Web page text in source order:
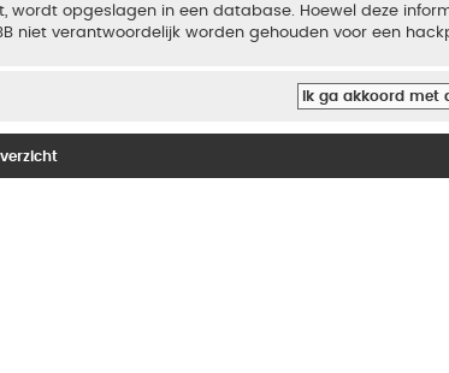
wordt opgeslagen in een database. Hoewel deze
niet verantwoordelijk worden gehouden voor een